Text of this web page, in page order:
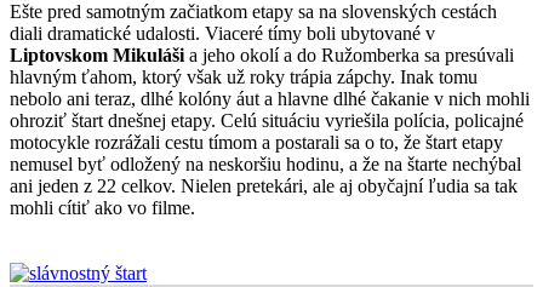
Ešte pred samotným začiatkom etapy sa na slovenských cestách
diali dramatické udalosti. Viaceré tímy boli ubytované v
Liptovskom Mikuláši a jeho okolí a do Ružomberka sa presúvali
hlavným ťahom, ktorý však už roky trápia zápchy. Inak tomu
nebolo ani teraz, dlhé kolóny áut a hlavne dlhé čakanie v nich mohli
ohroziť štart dnešnej etapy. Celú situáciu vyriešila polícia, policajné
motocykle rozrážali cestu tímom a postarali sa o to, že štart etapy
nemusel byť odložený na neskoršiu hodinu, a že na štarte nechýbal
ani jeden z 22 celkov. Nielen pretekári, ale aj obyčajní ľudia sa tak
mohli cítiť ako vo filme.